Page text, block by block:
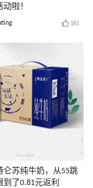
啦！
161
仑苏纯牛奶，从55跳
到了0.81元返利